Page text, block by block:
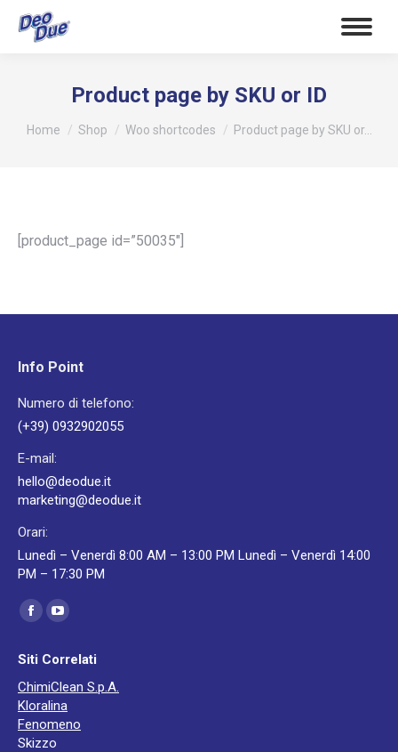
Product page by SKU or ID
Tu sei qui:
Home Shop Woo shortcodes Product page by SKU or…
[product_page id=”50035″]
Info Point
Numero di telefono:
(+39) 0932902055
E-mail:
hello@deodue.it
marketing@deodue.it
Orari:
Lunedì – Venerdì 8:00 AM – 13:00 PM Lunedì – Venerdì 14:00
PM – 17:30 PM
Ci puoi trovare su:
Facebook
opens
in
new
window
YouTube
opens
in
new
Siti Correlati
ChimiClean S.p.A.
Kloralina
Fenomeno
Skizzo